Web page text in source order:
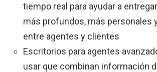
tiempo real para ayudar a
más profundos, más personales
entre agentes y clientes
Escritorios para agentes
usar que combinan información